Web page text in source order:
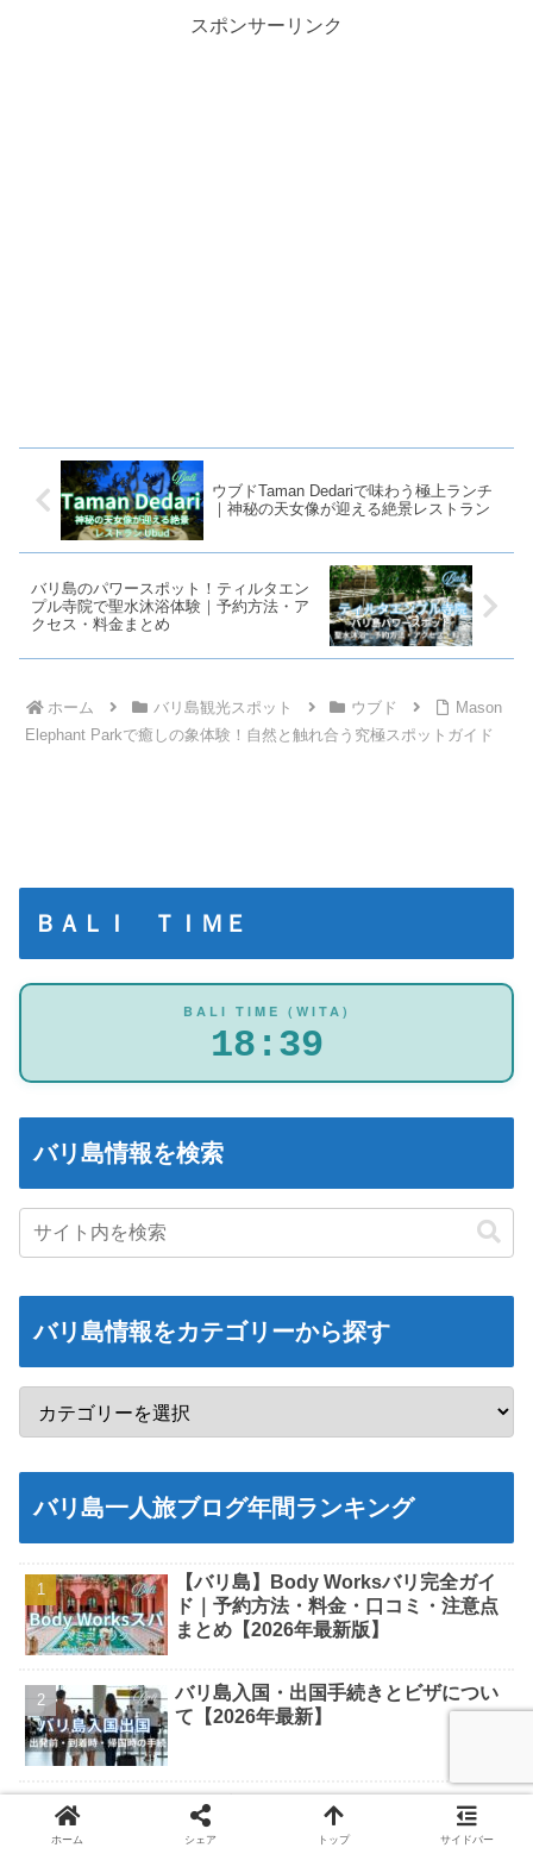
スポンサーリンク
ウブドTaman Dedariで味わう極上ランチ
｜神秘の天女像が迎える絶景レストラン
バリ島のパワースポット！ティルタエン
プル寺院で聖水沐浴体験｜予約方法・ア
クセス・料金まとめ
ホーム バリ島観光スポット ウブド
Mason
Elephant Parkで癒しの象体験！自然と触れ合う究極スポットガイド
ＢＡＬＩ ＴＩＭＥ
BALI TIME (WITA)
18:39
バリ島情報を検索
バリ島情報をカテゴリーから探す
バリ島一人旅ブログ年間ランキング
【バリ島】Body Worksバリ完全ガイ
ド｜予約方法・料金・口コミ・注意点
まとめ【2026年最新版】
バリ島入国・出国手続きとビザについ
て【2026年最新】
絶景プール！Cretya Ubud（クレティ
ヤ・ウブド）の魅力完全ガイド
ホーム シェア トップ サイドバー